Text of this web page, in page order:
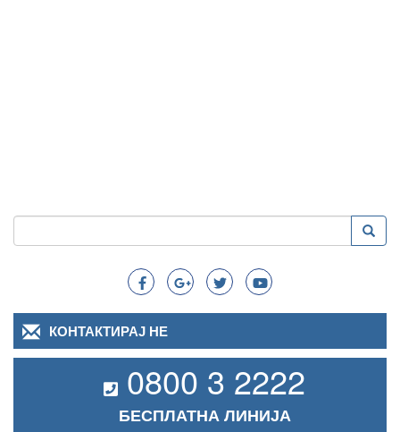
Search
Пребарување
КОНТАКТИРАЈ НЕ
0800 3 2222
БЕСПЛАТНА ЛИНИЈА